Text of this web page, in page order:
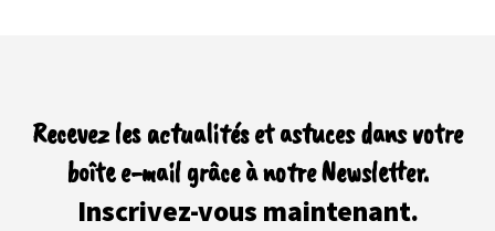
Recevez les actualités et astuces dans votre
boîte e-mail grâce à notre Newsletter.
Inscrivez-vous maintenant.